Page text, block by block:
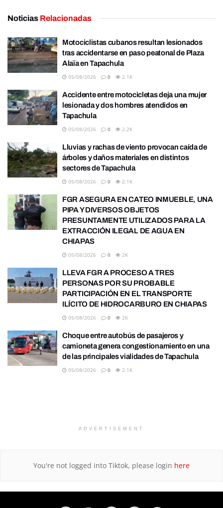
Noticias Relacionadas
Motociclistas cubanos resultan lesionados
tras accidentarse en paso peatonal de Plaza
Alaïa en Tapachula
05/08/2026 0 2.1K
Accidente entre motocicletas deja una mujer
lesionada y dos hombres atendidos en
Tapachula
05/08/2026 0 2.2K
Lluvias y rachas de viento provocan caída de
árboles y daños materiales en distintos
sectores de Tapachula
05/08/2026 0 2.1K
FGR ASEGURA EN CATEO INMUEBLE, UNA
PIPA Y DIVERSOS OBJETOS
PRESUNTAMENTE UTILIZADOS PARA LA
EXTRACCIÓN ILEGAL DE AGUA EN
CHIAPAS
05/08/2026 0 2K
LLEVA FGR A PROCESO A TRES
PERSONAS POR SU PROBABLE
PARTICIPACIÓN EN EL TRANSPORTE
ILÍCITO DE HIDROCARBURO EN CHIAPAS
05/08/2026 0 2K
Choque entre autobús de pasajeros y
camioneta genera congestionamiento en una
de las principales vialidades de Tapachula
05/08/2026 0 2.1K
ADVERTISEMENT
You're not logged into Tiktok, please login here